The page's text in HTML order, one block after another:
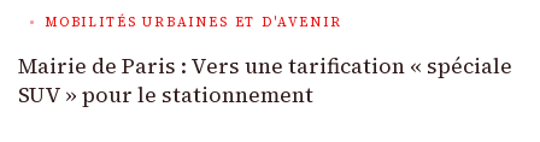
MOBILITÉS URBAINES ET D'AVENIR
Mairie de Paris : Vers une tarification « spéciale
SUV » pour le stationnement